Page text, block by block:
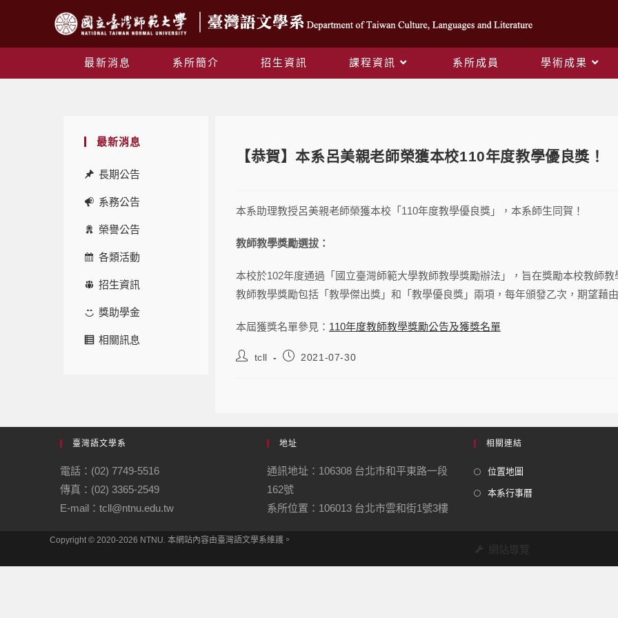
最新消息 系所簡介 招生資訊 課程資訊 系所成員 學術成果
最新消息
長期公告
系務公告
榮譽公告
各類活動
招生資訊
獎助學金
相關訊息
【恭賀】本系呂美親老師榮獲本校110年度教學優良獎！
本系助理教授呂美親老師榮獲本校「110年度教學優良獎」，本系師生同賀！
教師教學獎勵選拔：
本校於102年度通過「國立臺灣師範大學教師教學獎勵辦法」，旨在獎勵本校教師
教師教學獎勵包括「教學傑出獎」和「教學優良獎」兩項，每年頒發乙次，期望藉
本屆獲獎名單參見： 110年度教師教學獎勵公告及獲獎名單
tcll 2021-07-30
臺灣語文學系
電話：(02) 7749-5516
傳真：(02) 3365-2549
E-mail：tcll@ntnu.edu.tw
地址
通訊地址：106308 台北市和平東路一段
162號
系所位置：106013 台北市雲和街1號3樓
相關連結
位置地圖
本系行事曆
網站導覽
Copyright © 2020-2026 NTNU. 本網站內容由臺灣語文學系維護。